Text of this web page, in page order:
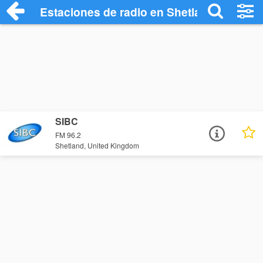
Estaciones de radio en Shetland -
SIBC
FM 96.2
Shetland, United Kingdom